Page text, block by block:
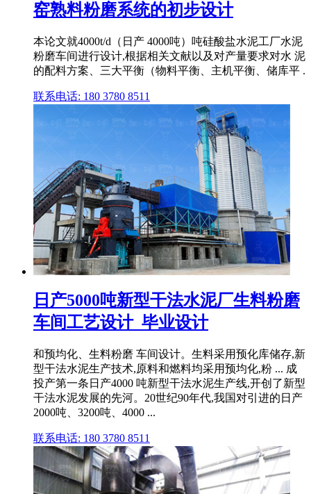
窑熟料粉磨系统的初步设计
本论文就4000t/d（日产 4000吨）吨硅酸盐水泥工厂水泥
粉磨车间进行设计,根据相关文献以及对产量要求对水 泥
的配料方案、三大平衡（物料平衡、主机平衡、储库平 .
联系电话: 180 3780 8511
日产5000吨新型干法水泥厂生料粉磨
车间工艺设计_毕业设计
和预均化、生料粉磨 车间设计。生料采用预化库储存,新
型干法水泥生产技术,原料和燃料均采用预均化,粉 ... 成
投产第一条日产4000 吨新型干法水泥生产线,开创了新型
干法水泥发展的先河。20世纪90年代,我国对引进的日产
2000吨、3200吨、4000 ...
联系电话: 180 3780 8511